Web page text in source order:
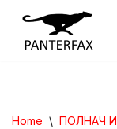
Skip
Home \ ПОЛНАЧ